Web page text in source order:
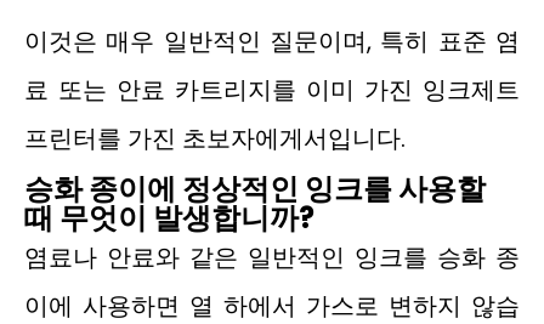
이것은 매우 일반적인 질문이며, 특히 표준 염
료 또는 안료 카트리지를 이미 가진 잉크제트
프린터를 가진 초보자에게서입니다.
승화 종이에 정상적인 잉크를 사용할
때 무엇이 발생합니까?
염료나 안료와 같은 일반적인 잉크를 승화 종
이에 사용하면 열 하에서 가스로 변하지 않습